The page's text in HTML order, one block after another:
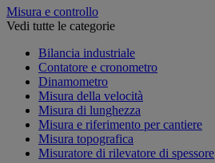
Misura e controllo
Vedi tutte le categorie
Bilancia industriale
Contatore e cronometro
Dinamometro
Misura della velocità
Misura di lunghezza
Misura e riferimento per cantiere
Misura topografica
Misuratore di rilevatore di spessore